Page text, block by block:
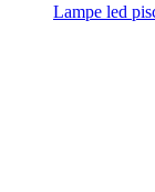
Lampe led